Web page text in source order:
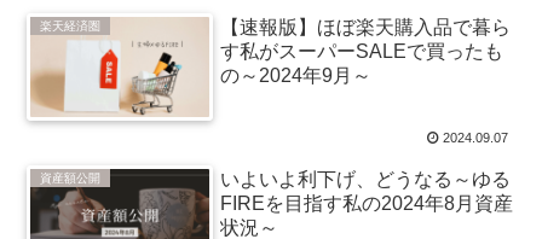
楽天経済圏
【速報版】ほぼ楽天購入品で暮ら
す私がスーパーSALEで買ったも
の～2024年9月～
2024.09.07
資産額公開
いよいよ利下げ、どうなる～ゆる
FIREを目指す私の2024年8月資産
状況～